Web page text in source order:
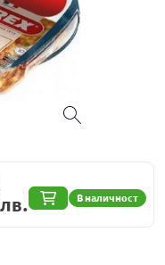
В наличност
лв.